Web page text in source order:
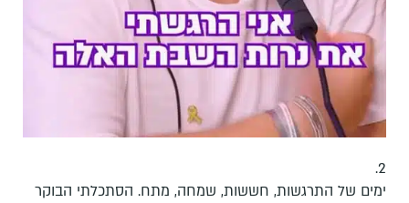
2.
ימים של התרגשות, חששות, שמחה, מתח. הסתכלתי הבוקר